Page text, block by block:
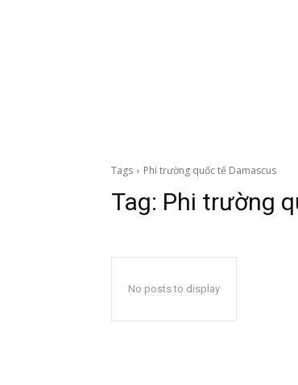
Tags Phi trường quốc tế Damascus
Tag: Phi trường
No posts to display